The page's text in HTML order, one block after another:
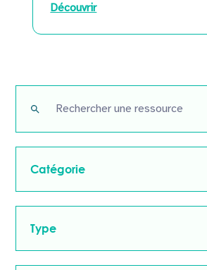
Découvrir
Catégorie
Type